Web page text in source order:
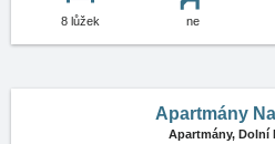
8 lůžek ne
Apartmány
Apartmány, Dolní